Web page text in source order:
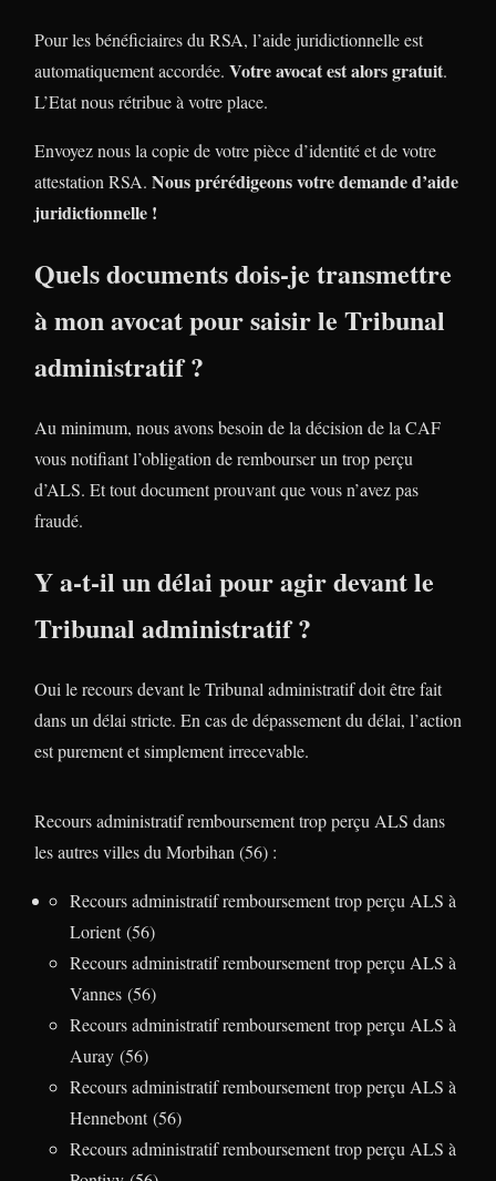
Pour les bénéficiaires du RSA, l’aide juridictionnelle est
automatiquement accordée. Votre avocat est alors gratuit.
L’Etat nous rétribue à votre place.
Envoyez nous la copie de votre pièce d’identité et de votre
attestation RSA. Nous prérédigeons votre demande d’aide
juridictionnelle !
Quels documents dois-je transmettre
à mon avocat pour saisir le Tribunal
administratif ?
Au minimum, nous avons besoin de la décision de la CAF
vous notifiant l’obligation de rembourser un trop perçu
d’ALS. Et tout document prouvant que vous n’avez pas
fraudé.
Y a-t-il un délai pour agir devant le
Tribunal administratif ?
Oui le recours devant le Tribunal administratif doit être fait
dans un délai stricte. En cas de dépassement du délai, l’action
est purement et simplement irrecevable.
Recours administratif remboursement trop perçu ALS dans
les autres villes du Morbihan (56) :
Recours administratif remboursement trop perçu ALS à
Lorient (56)
Recours administratif remboursement trop perçu ALS à
Vannes (56)
Recours administratif remboursement trop perçu ALS à
Auray (56)
Recours administratif remboursement trop perçu ALS à
Hennebont (56)
Recours administratif remboursement trop perçu ALS à